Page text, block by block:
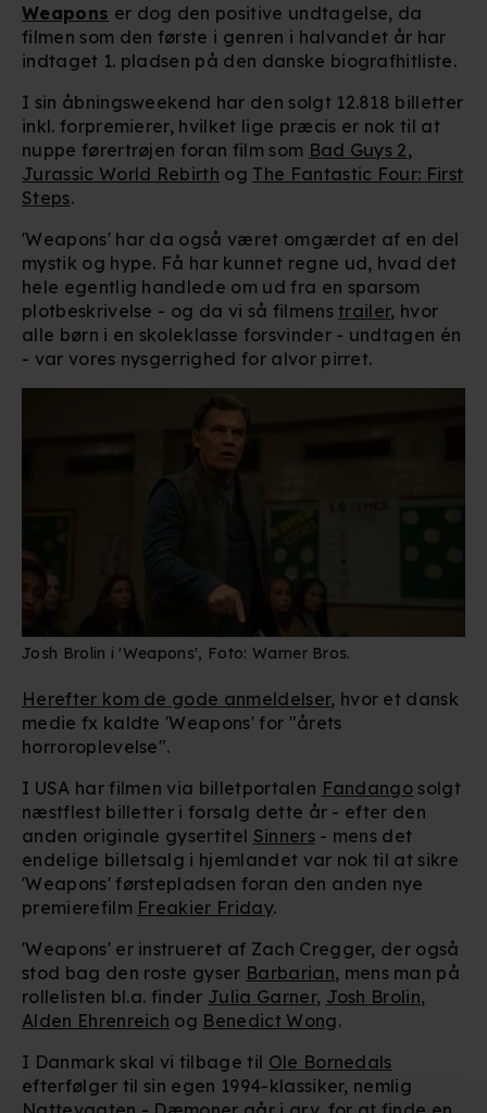
Weapons er dog den positive undtagelse, da
filmen som den første i genren i halvandet år har
indtaget 1. pladsen på den danske biografhitliste.
I sin åbningsweekend har den solgt 12.818 billetter
inkl. forpremierer, hvilket lige præcis er nok til at
nuppe førertrøjen foran film som Bad Guys 2,
Jurassic World Rebirth og The Fantastic Four: First
Steps.
'Weapons' har da også været omgærdet af en del
mystik og hype. Få har kunnet regne ud, hvad det
hele egentlig handlede om ud fra en sparsom
plotbeskrivelse - og da vi så filmenstrailer, hvor
alle børn i en skoleklasse forsvinder - undtagen én
- var vores nysgerrighed for alvor pirret.
Josh Brolin i 'Weapons', Foto: Warner Bros.
Herefter kom de gode anmeldelser, hvor et dansk
medie fx kaldte 'Weapons' for "årets
horroroplevelse".
I USA har filmen via billetportalen Fandango solgt
næstflest billetter i forsalg dette år - efter den
anden originale gysertitel Sinners- mens det
endelige billetsalg i hjemlandet var nok til at sikre
'Weapons' førstepladsen foran den anden nye
premierefilm Freakier Friday.
'Weapons' er instrueret af Zach Cregger, der også
stod bag den roste gyser Barbarian, mens man på
rollelisten bl.a. finder Julia Garner, Josh Brolin,
Alden Ehrenreich og Benedict Wong.
I Danmark skal vi tilbage til Ole Bornedals
efterfølger til sin egen 1994-klassiker, nemlig